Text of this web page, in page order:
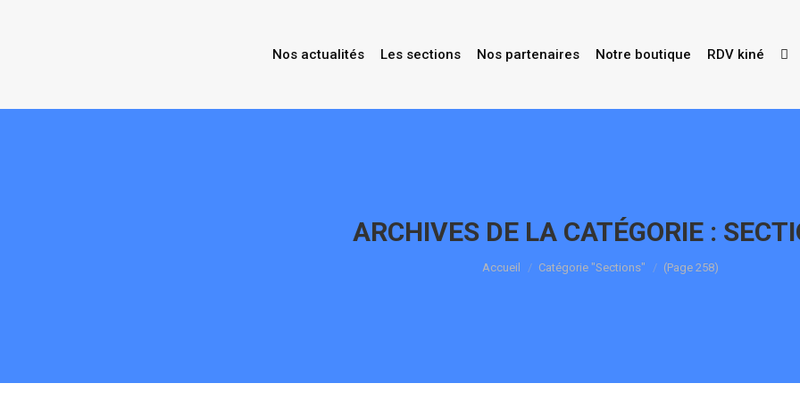
Nos actualités Les sections Nos partenaires Notre boutique RDV kiné
ARCHIVES DE LA CATÉGORIE :
Vous êtes ici :
Accueil Catégorie "Sections" (Page 258)